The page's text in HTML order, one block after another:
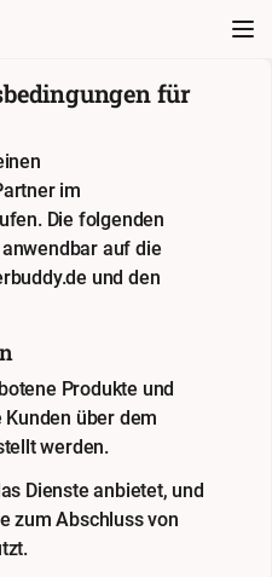
für
im
Die folgenden
auf die
und den
Produkte und
über dem
werden.
Dienste anbietet, und
zum Abschluss von